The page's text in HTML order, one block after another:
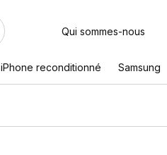
Qui sommes-nous
iPhone reconditionné Samsung